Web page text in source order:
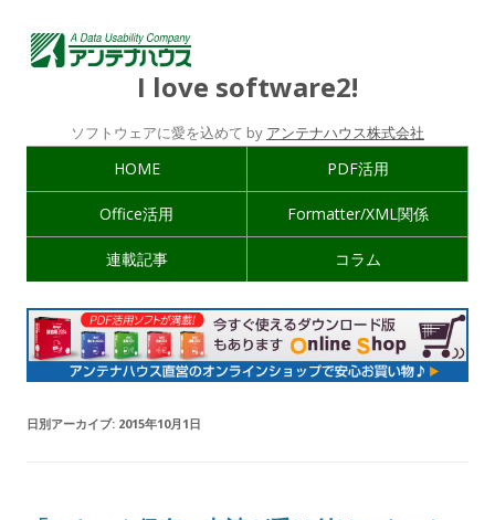
I love software2!
ソフトウェアに愛を込めて by アンテナハウス株式会社
HOME PDF活用
Office活用 Formatter/XML関係
連載記事 コラム
日別アーカイブ: 2015年10月1日